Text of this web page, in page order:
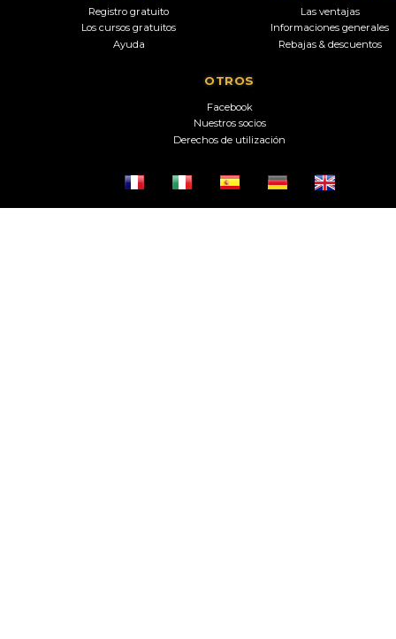
Registro gratuito
Los cursos gratuitos
Ayuda
Las ventajas
Informaciones generales
Rebajas & descuentos
OTROS
Facebook
Nuestros socios
Derechos de utilización